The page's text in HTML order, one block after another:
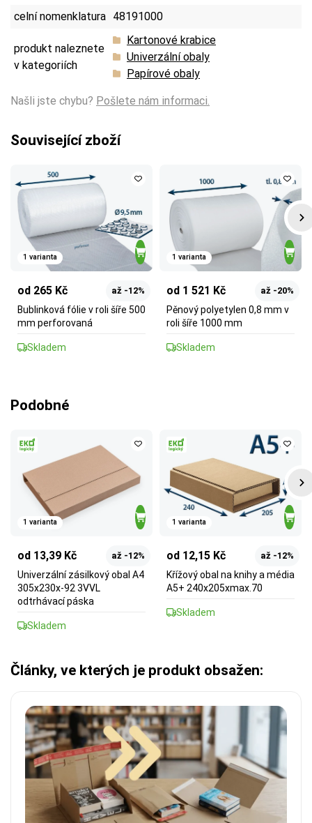
celní nomenklatura 48191000
produkt naleznete
v kategoriích
Kartonové krabice
Univerzální obaly
Papírové obaly
Našli jste chybu? Pošlete nám informaci.
Související zboží
1 varianta
od 265 Kč až -12%
Bublinková fólie v roli šíře 500
mm perforovaná
Skladem
1 varianta
od 1 521 Kč až -20%
Pěnový polyetylen 0,8 mm v
roli šíře 1000 mm
Skladem
Podobné
1 varianta
od 13,39 Kč až -12%
Univerzální zásilkový obal A4
305x230x-92 3VVL
odtrhávací páska
Skladem
1 varianta
od 12,15 Kč až -12%
Křížový obal na knihy a média
A5+ 240x205xmax.70
Skladem
Články, ve kterých je produkt obsažen: